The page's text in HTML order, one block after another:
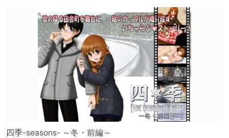
四季-seasons- ～冬・前編～